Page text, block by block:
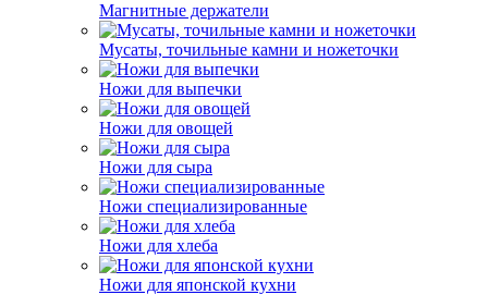
Магнитные держатели
Мусаты, точильные камни и ножеточки
Ножи для выпечки
Ножи для овощей
Ножи для сыра
Ножи специализированные
Ножи для хлеба
Ножи для японской кухни